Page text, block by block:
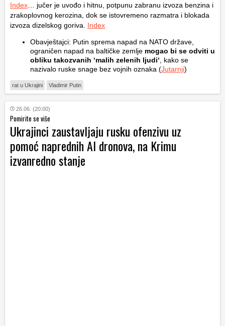
Index … jučer je uvođo i hitnu, potpunu zabranu izvoza benzina i
zrakoplovnog kerozina, dok se istovremeno razmatra i blokada
izvoza dizelskog goriva. Index
Obavještajci: Putin sprema napad na NATO države,
ograničen napad na baltičke zemlje mogao bi se odviti u
obliku takozvanih ‘malih zelenih ljudi‘ , kako se
nazivalo ruske snage bez vojnih oznaka (Jutarnji)
rat u Ukrajini Vladimir Putin
26.06. (20:00)
Pomirite se više
Ukrajinci zaustavljaju rusku ofenzivu uz
pomoć naprednih AI dronova, na Krimu
izvanredno stanje